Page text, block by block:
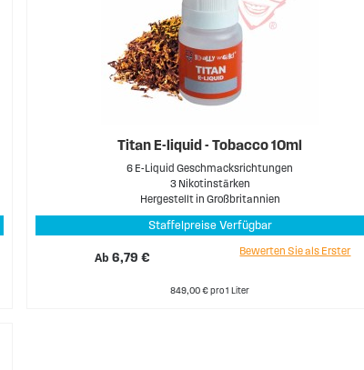
Titan E-liquid - Tobacco 10ml
6 E-Liquid Geschmacksrichtungen
3 Nikotinstärken
Hergestellt in Großbritannien
Staffelpreise Verfügbar
Ab6,79 €
Bewerten Sie als Erster
849,00 € pro 1 Liter